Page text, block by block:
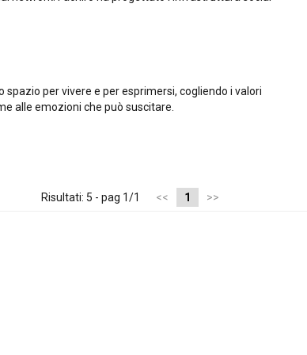
per vivere e per esprimersi, cogliendo i valori
alle emozioni che può suscitare.
Risultati: 5 - pag 1/1 << 1 >>